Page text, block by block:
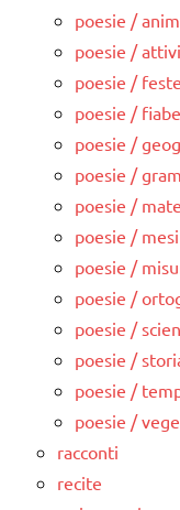
poesie /
poesie /
poesie /
poesie /
poesie /
poesie /
poesie /
poesie /
poesie /
poesie /
poesie /
poesie /
poesie /
poesie /
racconti
recite